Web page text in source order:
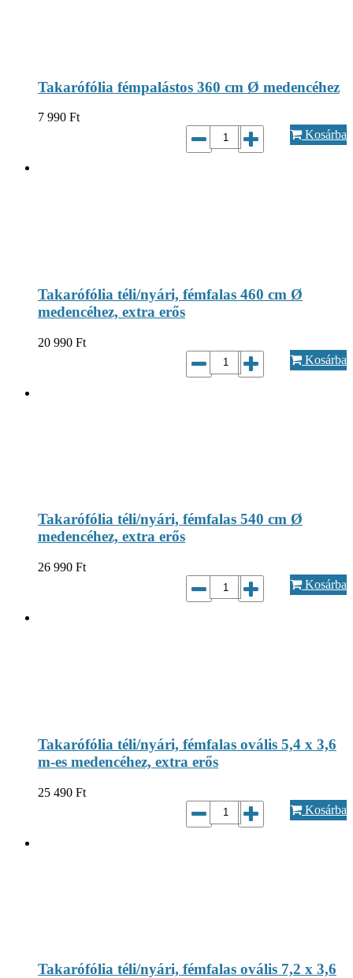
Takarófólia fémpalástos 360 cm Ø medencéhez
7 990 Ft
Kosárba
Takarófólia téli/nyári, fémfalas 460 cm Ø
medencéhez, extra erős
20 990 Ft
Kosárba
Takarófólia téli/nyári, fémfalas 540 cm Ø
medencéhez, extra erős
26 990 Ft
Kosárba
Takarófólia téli/nyári, fémfalas ovális 5,4 x 3,6
m-es medencéhez, extra erős
25 490 Ft
Kosárba
Takarófólia téli/nyári, fémfalas ovális 7,2 x 3,6